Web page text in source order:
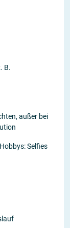
B.
außer bei
Selfies